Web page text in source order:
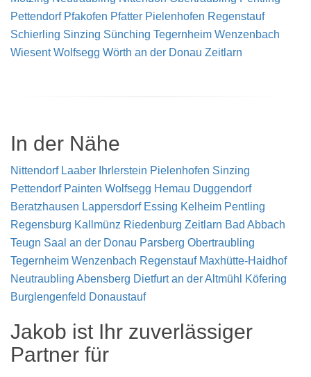
Pettendorf Pfakofen Pfatter Pielenhofen Regenstauf
Schierling Sinzing Sünching Tegernheim Wenzenbach
Wiesent Wolfsegg Wörth an der Donau Zeitlarn
In der Nähe
Nittendorf Laaber Ihrlerstein Pielenhofen Sinzing
Pettendorf Painten Wolfsegg Hemau Duggendorf
Beratzhausen Lappersdorf Essing Kelheim Pentling
Regensburg Kallmünz Riedenburg Zeitlarn Bad Abbach
Teugn Saal an der Donau Parsberg Obertraubling
Tegernheim Wenzenbach Regenstauf Maxhütte-Haidhof
Neutraubling Abensberg Dietfurt an der Altmühl
Köfering
Burglengenfeld Donaustauf
Jakob ist Ihr zuverlässiger
Partner für